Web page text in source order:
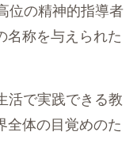
位の精神的指導者
名称を与えられた
活で実践できる教
全体の目覚めのた